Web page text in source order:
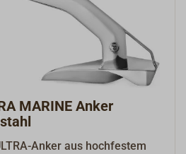
MARINE Anker
Anker aus hochfestem